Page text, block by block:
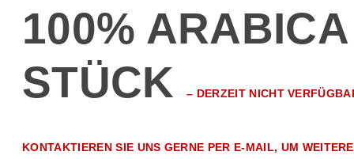
100%
STÜCK– DERZEIT NICHT
KONTAKTIEREN SIE UNS GERNE PER E-MAIL, UM WEITERE